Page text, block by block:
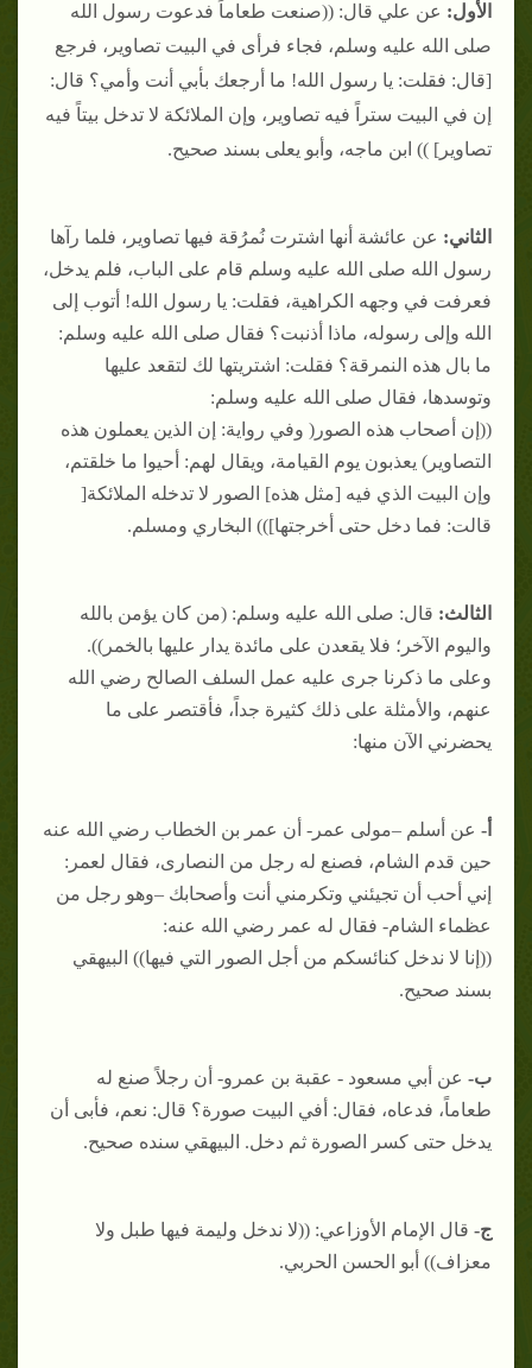
الأول: عن علي قال: ((صنعت طعاماً فدعوت رسول الله
صلى الله عليه وسلم، فجاء فرأى في البيت تصاوير، فرجع
[قال: فقلت: يا رسول الله! ما أرجعك بأبي أنت وأمي؟ قال:
إن في البيت ستراً فيه تصاوير، وإن الملائكة لا تدخل بيتاً فيه
تصاوير] )) ابن ماجه، وأبو يعلى بسند صحيح.
الثاني: عن عائشة أنها اشترت نُمرُقة فيها تصاوير، فلما رآها
رسول الله صلى الله عليه وسلم قام على الباب، فلم يدخل،
فعرفت في وجهه الكراهية، فقلت: يا رسول الله! أتوب إلى
الله وإلى رسوله، ماذا أذنبت؟ فقال صلى الله عليه وسلم:
ما بال هذه النمرقة؟ فقلت: اشتريتها لك لتقعد عليها
وتوسدها، فقال صلى الله عليه وسلم:
((إن أصحاب هذه الصور( وفي رواية: إن الذين يعملون هذه
التصاوير) يعذبون يوم القيامة، ويقال لهم: أحيوا ما خلقتم،
وإن البيت الذي فيه [مثل هذه] الصور لا تدخله الملائكة[
قالت: فما دخل حتى أخرجتها])) البخاري ومسلم.
الثالث: قال: صلى الله عليه وسلم: (من كان يؤمن بالله
واليوم الآخر؛ فلا يقعدن على مائدة يدار عليها بالخمر)).
وعلى ما ذكرنا جرى عليه عمل السلف الصالح رضي الله
عنهم، والأمثلة على ذلك كثيرة جداً، فأقتصر على ما
يحضرني الآن منها:
أ- عن أسلم –مولى عمر- أن عمر بن الخطاب رضي الله عنه
حين قدم الشام، فصنع له رجل من النصارى، فقال لعمر:
إني أحب أن تجيئني وتكرمني أنت وأصحابك –وهو رجل من
عظماء الشام- فقال له عمر رضي الله عنه:
((إنا لا ندخل كنائسكم من أجل الصور التي فيها)) البيهقي
بسند صحيح.
ب- عن أبي مسعود - عقبة بن عمرو- أن رجلاً صنع له
طعاماً، فدعاه، فقال: أفي البيت صورة؟ قال: نعم، فأبى أن
يدخل حتى كسر الصورة ثم دخل. البيهقي سنده صحيح.
ج- قال الإمام الأوزاعي: ((لا ندخل وليمة فيها طبل ولا
معزاف)) أبو الحسن الحربي.